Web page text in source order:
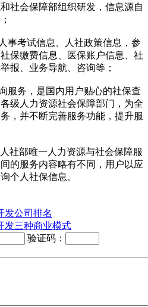
社会保障部组织研发，信息源自
事考试信息、人社政策信息，参
保缴费信息、医保账户信息、社
报、业务导航、咨询等；
服务，是国内用户贴心的社保查
级人力资源社会保障部门，为全
，并不断完善服务功能，提升服
社部唯一人力资源与社会保障服
的服务内容略有不同，用户以应
个人社保信息。
发公司排名
发三种商业模式
验证码：